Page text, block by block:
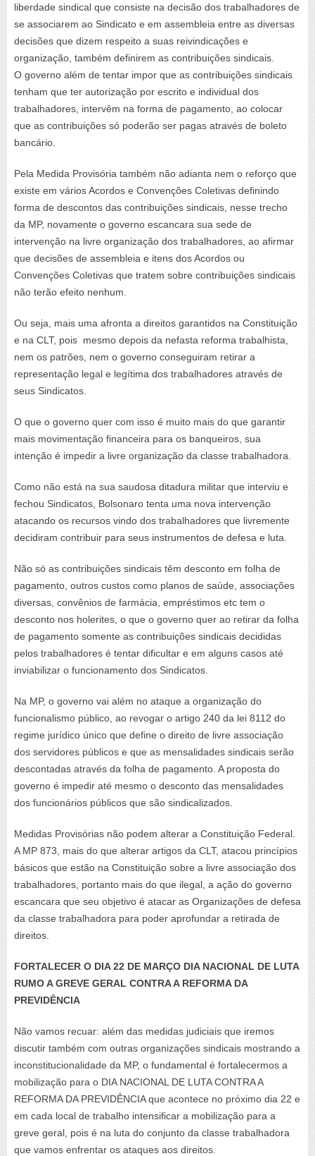
liberdade sindical que consiste na decisão dos trabalhadores de
se associarem ao Sindicato e em assembleia entre as diversas
decisões que dizem respeito a suas reivindicações e
organização, também definirem as contribuições sindicais.
O governo além de tentar impor que as contribuições sindicais
tenham que ter autorização por escrito e individual dos
trabalhadores, intervêm na forma de pagamento, ao colocar
que as contribuições só poderão ser pagas através de boleto
bancário.
Pela Medida Provisória também não adianta nem o reforço que
existe em vários Acordos e Convenções Coletivas definindo
forma de descontos das contribuições sindicais, nesse trecho
da MP, novamente o governo escancara sua sede de
intervenção na livre organização dos trabalhadores, ao afirmar
que decisões de assembleia e itens dos Acordos ou
Convenções Coletivas que tratem sobre contribuições sindicais
não terão efeito nenhum.
Ou seja, mais uma afronta a direitos garantidos na Constituição
e na CLT, pois mesmo depois da nefasta reforma trabalhista,
nem os patrões, nem o governo conseguiram retirar a
representação legal e legítima dos trabalhadores através de
seus Sindicatos.
O que o governo quer com isso é muito mais do que garantir
mais movimentação financeira para os banqueiros, sua
intenção é impedir a livre organização da classe trabalhadora.
Como não está na sua saudosa ditadura militar que interviu e
fechou Sindicatos, Bolsonaro tenta uma nova intervenção
atacando os recursos vindo dos trabalhadores que livremente
decidiram contribuir para seus instrumentos de defesa e luta.
Não só as contribuições sindicais têm desconto em folha de
pagamento, outros custos como planos de saúde, associações
diversas, convênios de farmácia, empréstimos etc tem o
desconto nos holerites, o que o governo quer ao retirar da folha
de pagamento somente as contribuições sindicais decididas
pelos trabalhadores é tentar dificultar e em alguns casos até
inviabilizar o funcionamento dos Sindicatos.
Na MP, o governo vai além no ataque a organização do
funcionalismo público, ao revogar o artigo 240 da lei 8112 do
regime jurídico único que define o direito de livre associação
dos servidores públicos e que as mensalidades sindicais serão
descontadas através da folha de pagamento. A proposta do
governo é impedir até mesmo o desconto das mensalidades
dos funcionários públicos que são sindicalizados.
Medidas Provisórias não podem alterar a Constituição Federal.
A MP 873, mais do que alterar artigos da CLT, atacou princípios
básicos que estão na Constituição sobre a livre associação dos
trabalhadores, portanto mais do que ilegal, a ação do governo
escancara que seu objetivo é atacar as Organizações de defesa
da classe trabalhadora para poder aprofundar a retirada de
direitos.
FORTALECER O DIA 22 DE MARÇO DIA NACIONAL DE LUTA
RUMO A GREVE GERAL CONTRA A REFORMA DA
PREVIDÊNCIA
Não vamos recuar: além das medidas judiciais que iremos
discutir também com outras organizações sindicais mostrando a
inconstitucionalidade da MP, o fundamental é fortalecermos a
mobilização para o DIA NACIONAL DE LUTA CONTRA A
REFORMA DA PREVIDÊNCIA que acontece no próximo dia 22 e
em cada local de trabalho intensificar a mobilização para a
greve geral, pois é na luta do conjunto da classe trabalhadora
que vamos enfrentar os ataques aos direitos.